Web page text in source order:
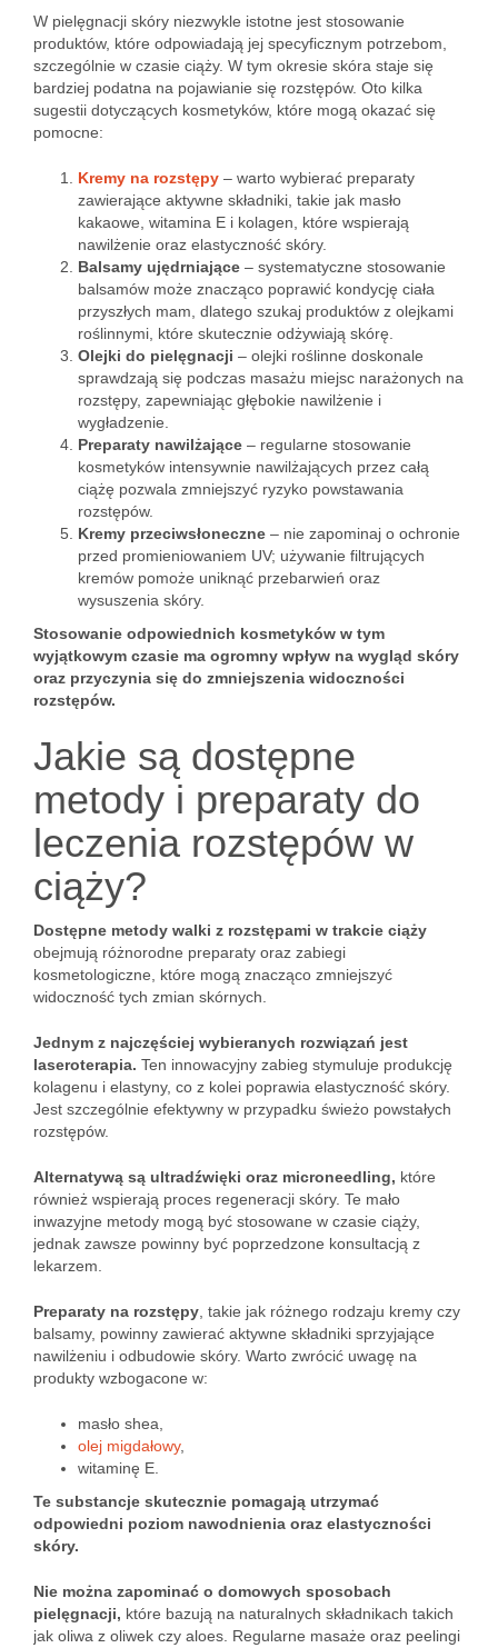
W pielęgnacji skóry niezwykle istotne jest stosowanie
produktów, które odpowiadają jej specyficznym potrzebom,
szczególnie w czasie ciąży. W tym okresie skóra staje się
bardziej podatna na pojawianie się rozstępów. Oto kilka
sugestii dotyczących kosmetyków, które mogą okazać się
pomocne:
Kremy na rozstępy – warto wybierać preparaty
zawierające aktywne składniki, takie jak masło
kakaowe, witamina E i kolagen, które wspierają
nawilżenie oraz elastyczność skóry.
Balsamy ujędrniające – systematyczne stosowanie
balsamów może znacząco poprawić kondycję ciała
przyszłych mam, dlatego szukaj produktów z olejkami
roślinnymi, które skutecznie odżywiają skórę.
Olejki do pielęgnacji – olejki roślinne doskonale
sprawdzają się podczas masażu miejsc narażonych na
rozstępy, zapewniając głębokie nawilżenie i
wygładzenie.
Preparaty nawilżające – regularne stosowanie
kosmetyków intensywnie nawilżających przez całą
ciążę pozwala zmniejszyć ryzyko powstawania
rozstępów.
Kremy przeciwsłoneczne – nie zapominaj o ochronie
przed promieniowaniem UV; używanie filtrujących
kremów pomoże uniknąć przebarwień oraz
wysuszenia skóry.
Stosowanie odpowiednich kosmetyków w tym
wyjątkowym czasie ma ogromny wpływ na wygląd skóry
oraz przyczynia się do zmniejszenia widoczności
rozstępów.
Jakie są dostępne
metody i preparaty do
leczenia rozstępów w
ciąży?
Dostępne metody walki z rozstępami w trakcie ciąży
obejmują różnorodne preparaty oraz zabiegi
kosmetologiczne, które mogą znacząco zmniejszyć
widoczność tych zmian skórnych.
Jednym z najczęściej wybieranych rozwiązań jest
laseroterapia. Ten innowacyjny zabieg stymuluje produkcję
kolagenu i elastyny, co z kolei poprawia elastyczność skóry.
Jest szczególnie efektywny w przypadku świeżo powstałych
rozstępów.
Alternatywą są ultradźwięki oraz microneedling, które
również wspierają proces regeneracji skóry. Te mało
inwazyjne metody mogą być stosowane w czasie ciąży,
jednak zawsze powinny być poprzedzone konsultacją z
lekarzem.
Preparaty na rozstępy , takie jak różnego rodzaju kremy czy
balsamy, powinny zawierać aktywne składniki sprzyjające
nawilżeniu i odbudowie skóry. Warto zwrócić uwagę na
produkty wzbogacone w:
masło shea,
olej migdałowy,
witaminę E.
Te substancje skutecznie pomagają utrzymać
odpowiedni poziom nawodnienia oraz elastyczności
skóry.
Nie można zapominać o domowych sposobach
pielęgnacji, które bazują na naturalnych składnikach takich
jak oliwa z oliwek czy aloes. Regularne masaże oraz peelingi